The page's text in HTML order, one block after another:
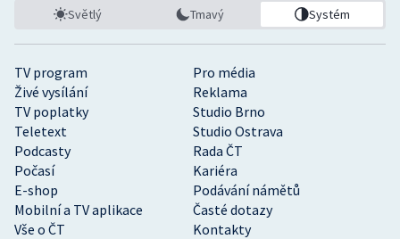
TV program
Pro média
Živé vysílání
Reklama
TV poplatky
Studio Brno
Teletext
Studio Ostrava
Podcasty
Rada ČT
Počasí
Kariéra
E-shop
Podávání námětů
Mobilní a TV aplikace
Časté dotazy
Vše o ČT
Kontakty
Světlý Tmavý Systém